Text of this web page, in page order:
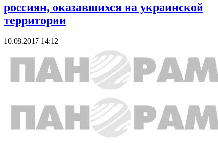
россиян, оказавшихся на украинской
территории
10.08.2017 14:12